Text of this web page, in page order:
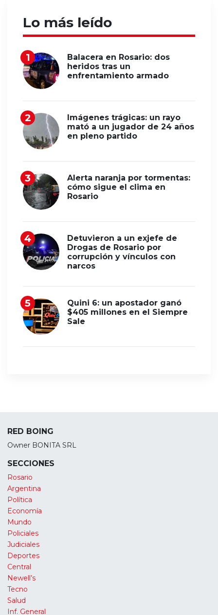
Lo más leído
Balacera en Rosario: dos
heridos tras un
enfrentamiento armado
Imágenes trágicas: un rayo
mató a un jugador de 24 años
en pleno partido
Alerta naranja por tormentas:
cómo sigue el clima en
Rosario
Detuvieron a un exjefe de
Drogas de Rosario por
corrupción y vínculos con
narcos
Quini 6: un apostador ganó
$405 millones en el Siempre
Sale
RED BOING
Owner BONITA SRL
SECCIONES
Rosario
Argentina
Política
Economía
Mundo
Policiales
Judiciales
Deportes
Central
Newell’s
Tecno
Salud
Inf. General